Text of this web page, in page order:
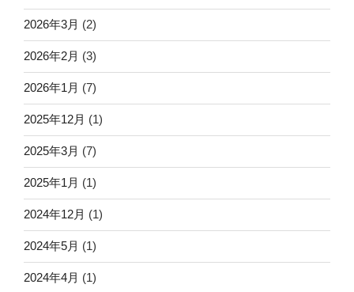
2026年3月 (2)
2026年2月 (3)
2026年1月 (7)
2025年12月 (1)
2025年3月 (7)
2025年1月 (1)
2024年12月 (1)
2024年5月 (1)
2024年4月 (1)